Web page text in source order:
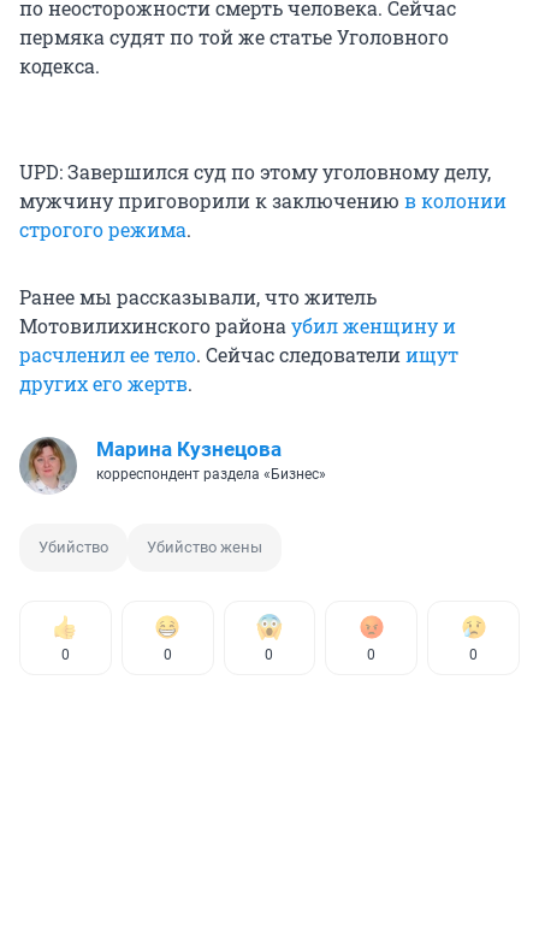
по неосторожности смерть человека. Сейчас
пермяка судят по той же статье Уголовного
кодекса.
UPD: Завершился суд по этому уголовному делу,
мужчину приговорили к заключению в колонии
строгого режима.
Ранее мы рассказывали, что житель
Мотовилихинского районаубил женщину и
расчленил ее тело. Сейчас следователиищут
других его жертв.
Марина Кузнецова
корреспондент раздела «Бизнес»
Убийство Убийство жены
0 0 0 0 0